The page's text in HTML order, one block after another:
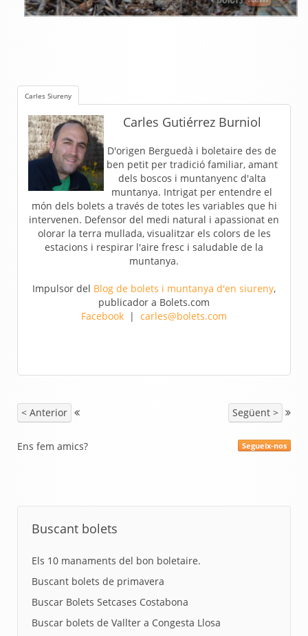
Carles Siureny
Carles Gutiérrez Burniol
D'origen Berguedà i boletaire des de
ben petit per tradició familiar, amant
dels boscos i muntanyenc d'alta
muntanya. Intrigat per entendre el
món dels bolets a través de totes les variables que hi
intervenen. Defensor del medi natural i apassionat en
olorar la terra mullada, visualitzar els colors de les
estacions i respirar l'aire fresc i saludable de la
muntanya.
Impulsor del Blog de bolets i muntanya d'en siureny,
publicador a Bolets.com
Facebook | carles@bolets.com
< Anterior Següent >
Segueix-nos
Ens fem amics?
Buscant bolets
Els 10 manaments del bon boletaire.
Buscant bolets de primavera
Buscar Bolets Setcases Costabona
Buscar bolets de Vallter a Congesta Llosa